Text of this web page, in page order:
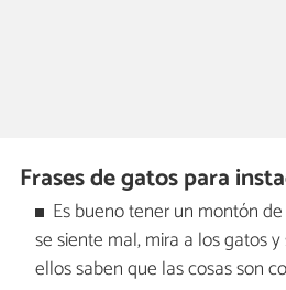
Frases de gatos para
Es bueno tener un montón
se siente mal, mira a los gatos
ellos saben que las cosas son